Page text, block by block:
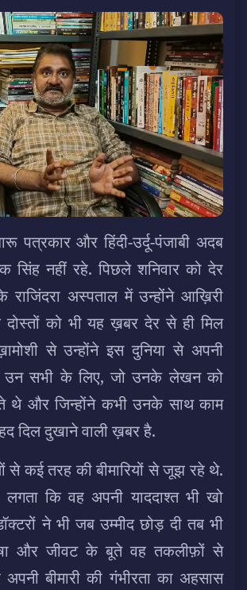
पत्रकार और हिंदी-उर्दू-पंजाबी अदब
सिंह नहीं रहे. पिछले शनिवार को देर
राजिंदरा अस्पताल में उन्होंने आख़िरी
को भी यह ख़बर देर से ही मिल
से उन्होंने इस दुनिया से अपनी
उन सभी के लिए, जो उनके लेखन को
और जिन्होंने कभी उनके साथ काम
दिल दुखाने वाली ख़बर है.
से कई तरह की बीमारियों से जूझ रहे थे.
लगता कि वह अपनी याददाश्त भी खो
ने भी जब उम्मीद छोड़ दी तब भी
और जीवट के बूते वह तकलीफ़ों से
बीमारी की गंभीरता का अहसास